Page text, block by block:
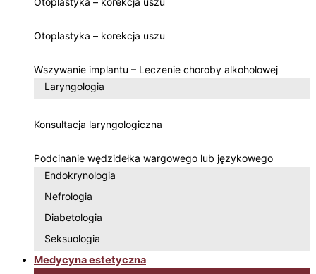
Otoplastyka – korekcja uszu
Wszywanie implantu – Leczenie choroby alkoholowej
Laryngologia
Konsultacja laryngologiczna
Podcinanie wędzidełka wargowego lub językowego
Endokrynologia
Nefrologia
Diabetologia
Seksuologia
Medycyna estetyczna